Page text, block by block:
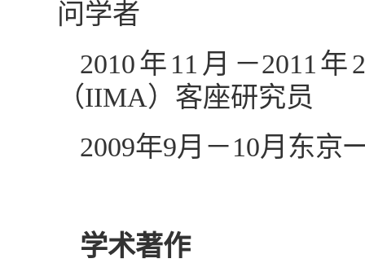
问学者
2010年11月－2011
（IIMA）客座研究员
2009年9月－10月东京
学术著作